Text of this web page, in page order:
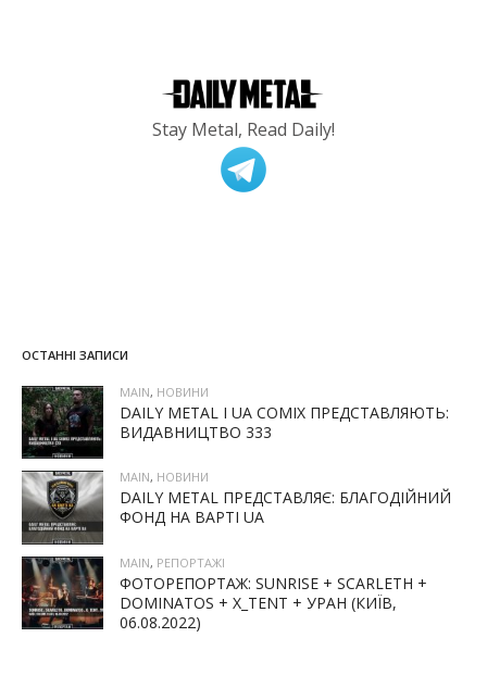
Stay Metal, Read Daily!
ОСТАННІ ЗАПИСИ
MAIN, НОВИНИ
DAILY METAL І UA COMIX ПРЕДСТАВЛЯЮТЬ:
ВИДАВНИЦТВО 333
MAIN, НОВИНИ
DAILY METAL ПРЕДСТАВЛЯЄ: БЛАГОДІЙНИЙ
ФОНД НА ВАРТІ UA
MAIN, РЕПОРТАЖІ
ФОТОРЕПОРТАЖ: SUNRISE + SCARLETH +
DOMINATOS + X_TENT + УРАН (КИЇВ,
06.08.2022)